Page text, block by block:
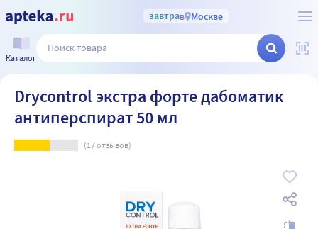
завтрав Москве
Каталог
Drycontrol экстра форте дабоматик
антиперспират 50 мл
(17отзывов)